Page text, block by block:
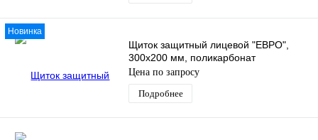
Новинка
Щиток защитный лицевой "ЕВРО",
300х200 мм, поликарбонат
Цена по запросу
Подробнее